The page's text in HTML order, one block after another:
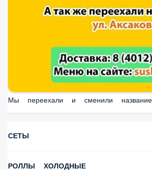
Мы переехали и сменили название
СЕТЫ
РОЛЛЫ ХОЛОДНЫЕ